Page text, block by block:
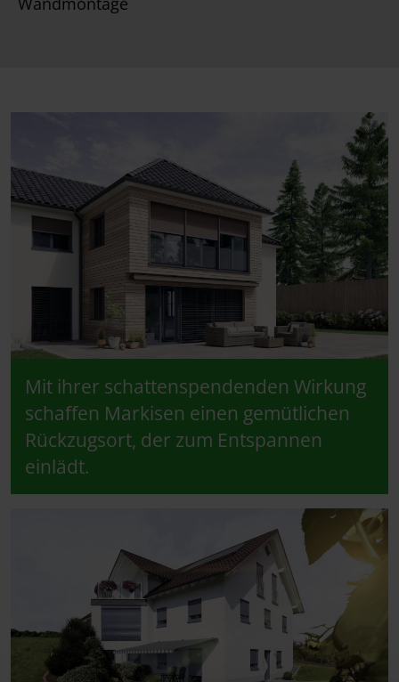
Mit ihrer schattenspendenden Wirkung
schaffen Markisen einen gemütlichen
Rückzugsort, der zum Entspannen
einlädt.